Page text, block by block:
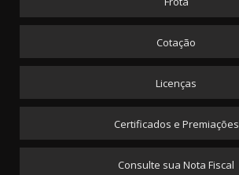
Cotação
Licenças
Certificados e Premiações
Consulte sua Nota Fiscal